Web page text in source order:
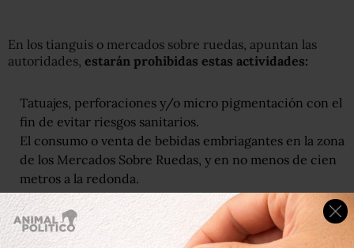
En los tianguis o mercados sobre ruedas, apuntan las
autoridades, estarán prohibidas estas actividades:
Tatuajes, perforaciones y/o micro pigmentación con el
fin de evitar riesgos sanitarios.
El consumo o venta de bebidas embriagantes en la zona
de los Mercados Sobre Ruedas, y en no menos de cien
metros a la redonda.
Venta de cigarros sueltos, medicamentos, teléfonos
celulares, pirotecnia y globos de cantoya, así como de
réplicas de armas de fuego, armas blancas y uniformes